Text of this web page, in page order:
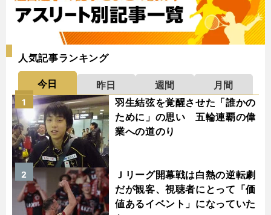
人気記事ランキング
今日 昨日 週間
月間
羽生結弦を覚醒させた「誰かの
ために」の思い 五輪連覇の偉
業への道のり
1
Ｊリーグ開幕戦は白熱の逆転劇
だが観客、視聴者にとって「価
値あるイベント」になっていた
2